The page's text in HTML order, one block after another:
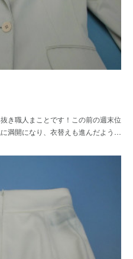
職人まことです！この前の週末位
満開になり、衣替えも進んだよう…